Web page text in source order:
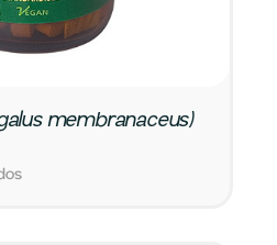
membranaceus)